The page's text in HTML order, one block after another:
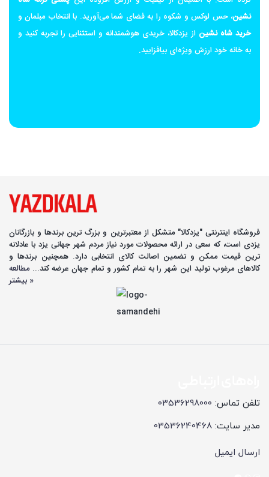
نشین، حس لوکس و شکوه را به فضای شما می‌آورید. با انتخاب مبلمان و
خرید شاه نشین از یزدکالا، خریدی هوشمندانه و استثنایی را تجربه کنید و
به خانه خود ارزش ویژه‌ای بیافزایید.
فروشگاه اینترنتی "یزدکالا" متشکل از معتبرترین و بزرگ ترین برندها و بازرگانان
یزدی است، که سعی در ارائه محصولات مورد نیاز مردم شهر جهانی یزد با عادلانه
ترین قیمت ممکن و تضمین اصالت کالای انتخابی دارد. همچنین برندها و
کالاهای مرغوب تولید این شهر را به تمام کشور و تمام جهان عرضه کند...مطالعه
بیشتر »
تلفن تماس: 03536298000
مدیر سایت: 03536240468
ارسال ایمیل